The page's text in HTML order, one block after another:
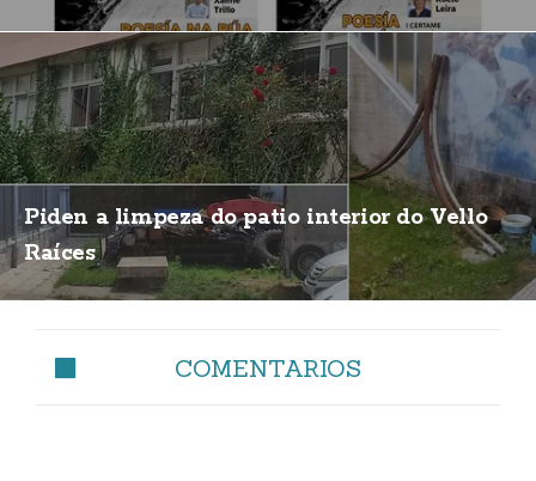
Piden a limpeza do patio interior do Vello
Raíces
COMENTARIOS